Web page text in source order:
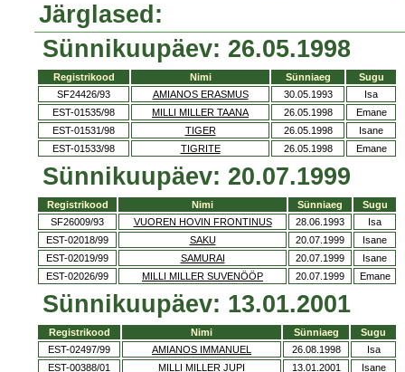
Järglased:
Sünnikuupäev: 26.05.1998
Registrikood Nimi Sünniaeg
Sugu
SF24426/93
AMIANOS ERASMUS 30.05.1993
Isa
EST-01535/98
MILLI MILLER TAANA 26.05.1998
Emane
EST-01531/98
TIGER 26.05.1998
Isane
EST-01533/98
TIGRITE 26.05.1998 Emane
Sünnikuupäev: 20.07.1999
Registrikood Nimi Sünniaeg
Sugu
SF26009/93
VUOREN HOVIN FRONTINUS 28.06.1993
Isa
EST-02018/99
SAKU 20.07.1999
Isane
EST-02019/99
SAMURAI 20.07.1999
Isane
EST-02026/99
MILLI MILLER SUVENÖÖP 20.07.1999 Emane
Sünnikuupäev: 13.01.2001
Registrikood Nimi Sünniaeg
Sugu
EST-02497/99
AMIANOS IMMANUEL 26.08.1998
Isa
EST-00388/01
MILLI MILLER JUPI 13.01.2001
Isane